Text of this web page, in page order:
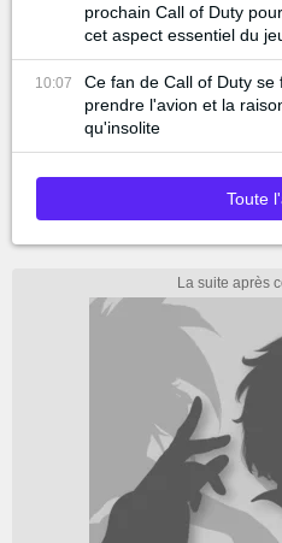
prochain Call of Duty
cet aspect essentiel du
10:07
Ce fan de Call of Duty
prendre l'avion et la
qu'insolite
Toute